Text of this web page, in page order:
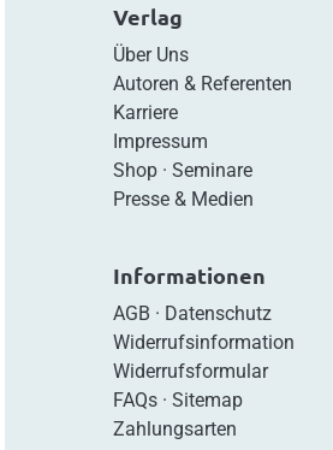
Verlag
Über Uns
Autoren & Referenten
Karriere
Impressum
Shop· Seminare
Presse & Medien
Informationen
AGB · Datenschutz
Widerrufsinformation
Widerrufsformular
FAQs· Sitemap
Zahlungsarten